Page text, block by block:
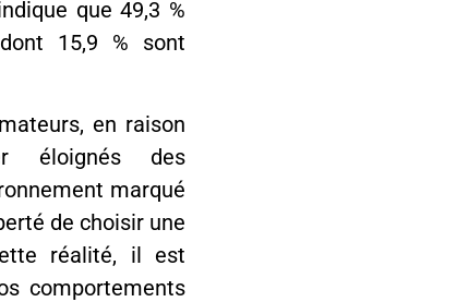
que 49,3 %
15,9 % sont
en raison
éloignés des
marqué
de choisir une
réalité, il est
comportements